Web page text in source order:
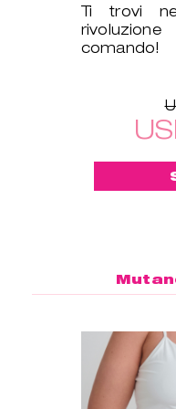
Ti trovi
comando!